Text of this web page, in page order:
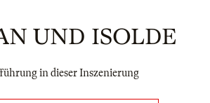
UND ISOLDE
in dieser Inszenierung